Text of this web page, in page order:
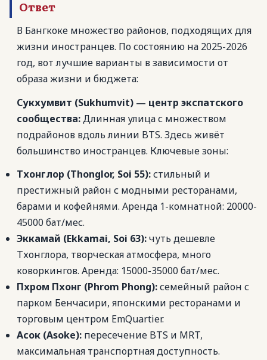
Ответ
В Бангкоке множество районов, подходящих для
жизни иностранцев. По состоянию на 2025-2026
год, вот лучшие варианты в зависимости от
образа жизни и бюджета:
Сукхумвит (Sukhumvit) — центр экспатского
сообщества:Длинная улица с множеством
подрайонов вдоль линии BTS. Здесь живёт
большинство иностранцев. Ключевые зоны:
Тхонглор (Thonglor, Soi 55):стильный и
престижный район с модными ресторанами,
барами и кофейнями. Аренда 1-комнатной: 20000-
45000 бат/мес.
Эккамай (Ekkamai, Soi 63):чуть дешевле
Тхонглора, творческая атмосфера, много
коворкингов. Аренда: 15000-35000 бат/мес.
Пхром Пхонг (Phrom Phong):семейный район с
парком Бенчасири, японскими ресторанами и
торговым центром EmQuartier.
Асок (Asoke): пересечение BTS и MRT,
максимальная транспортная доступность.